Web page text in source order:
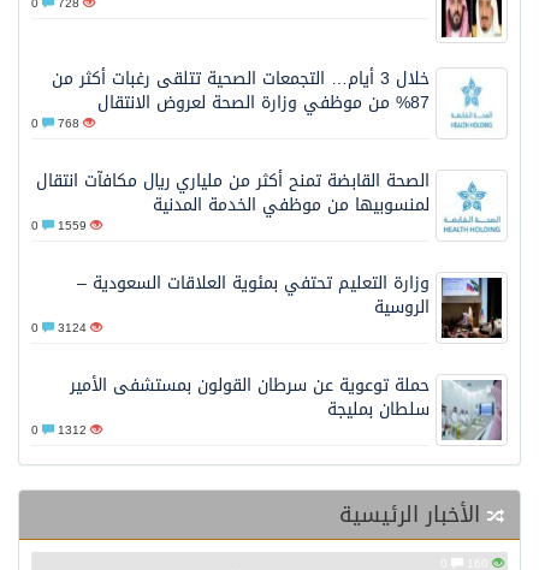
خلال 3 أيام… التجمعات الصحية تتلقى رغبات أكثر من
87% من موظفي وزارة الصحة لعروض الانتقال
الصحة القابضة تمنح أكثر من ملياري ريال مكافآت انتقال
لمنسوبيها من موظفي الخدمة المدنية
0
وزارة التعليم تحتفي بمئوية العلاقات السعودية –
الروسية
0
حملة توعوية عن سرطان القولون بمستشفى الأمير
سلطان بمليجة
0
الرئيسية